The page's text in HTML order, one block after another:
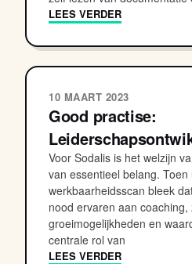
LEES VERDER
10 MAART 2023
Good practise:
Voor Sodalis is het welzijn
van essentieel belang. Toen
werkbaarheidsscan bleek
nood ervaren aan coaching,
groeimogelijkheden en
centrale rol van
LEES VERDER